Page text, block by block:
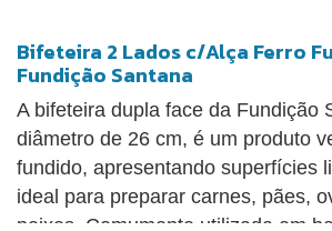
Bifeteira 2 Lados c/Alça Ferro
Fundição Santana
A bifeteira dupla face da Fundição
diâmetro de 26 cm, é um produto
fundido, apresentando superfícies
ideal para preparar carnes, pães,
peixes. Comumente utilizada em